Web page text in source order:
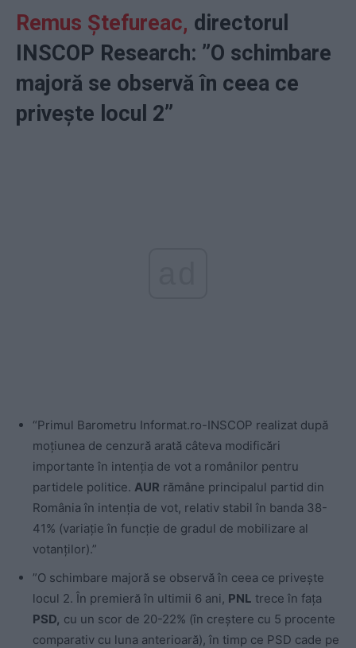
Remus Ştefureac, directorul
INSCOP Research: ”O schimbare
majoră se observă în ceea ce
priveşte locul 2”
“Primul Barometru Informat.ro-INSCOP realizat după
moţiunea de cenzură arată câteva modificări
importante în intenţia de vot a românilor pentru
partidele politice. AUR rămâne principalul partid din
România în intenţia de vot, relativ stabil în banda 38-
41% (variaţie în funcţie de gradul de mobilizare al
votanţilor).”
”O schimbare majoră se observă în ceea ce priveşte
locul 2. În premieră în ultimii 6 ani, PNL trece în faţa
PSD, cu un scor de 20-22% (în creştere cu 5 procente
comparativ cu luna anterioară), în timp ce PSD cade pe